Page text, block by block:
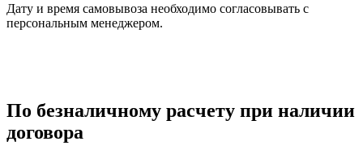
Дату и время самовывоза необходимо согласовывать с
персональным менеджером.
По безналичному расчету при наличии
договора